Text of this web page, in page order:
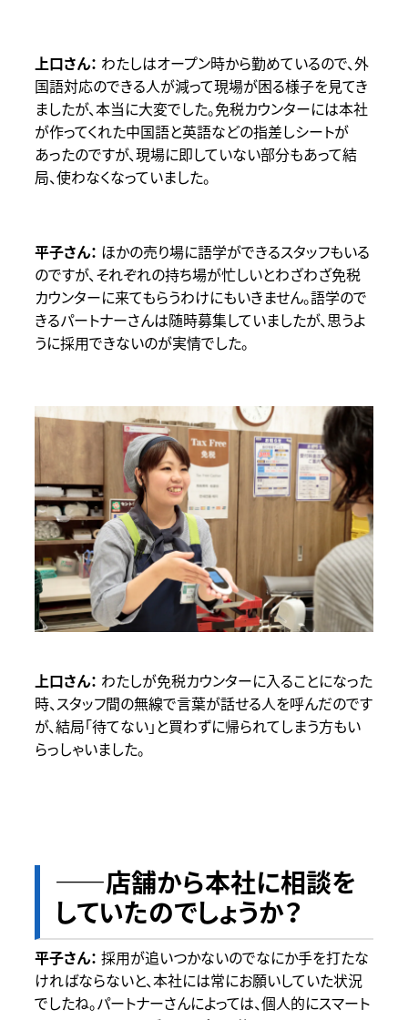
わたしはオープン時から勤めているので、外
国語対応のできる人が減って現場が困る様子を見てき
ましたが、本当に大変でした。免税カウンターには本社
が作ってくれた中国語と英語などの指差しシートが
あったのですが、現場に即していない部分もあって結
局、使わなくなっていました。
ほかの売り場に語学ができるスタッフもいる
のですが、それぞれの持ち場が忙しいとわざわざ免税
カウンターに来てもらうわけにもいきません。語学ので
きるパートナーさんは随時募集していましたが、思うよ
うに採用できないのが実情でした。
わたしが免税カウンターに入ることになった
時、スタッフ間の無線で言葉が話せる人を呼んだのです
が、結局「待てない」と買わずに帰られてしまう方もい
らっしゃいました。
――店舗から本社に相談を
していたのでしょうか？
採用が追いつかないのでなにか手を打たな
ければならないと、本社には常にお願いしていた状況
でしたね。パートナーさんによっては、個人的にスマート